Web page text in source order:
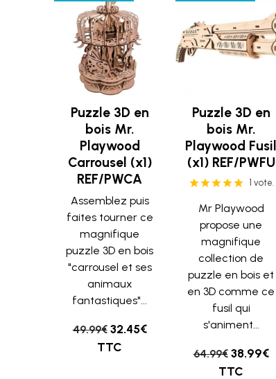
Puzzle 3D en
bois Mr.
Playwood
Carrousel (x1)
REF/PWCA
Assemblez puis
faites tourner ce
magnifique
puzzle 3D en bois
"carrousel et ses
animaux
fantastiques"...
49.99€ 32.45€
TTC
Puzzle 3D en
bois Mr.
Playwood Fusil
(x1) REF/PWFU
1 vote.
Mr Playwood
propose une
magnifique
collection de
puzzle en bois et
en 3D comme ce
fusil qui
s'animent...
64.99€ 38.99€
TTC